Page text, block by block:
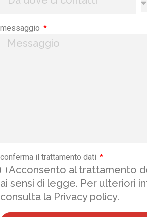
messaggio
conferma il trattamento dati
Acconsento al trattamento
ai sensi di legge. Per ulteriori
consulta la Privacy policy.